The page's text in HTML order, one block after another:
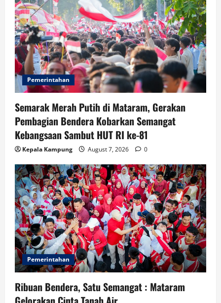
Pemerintahan
Semarak Merah Putih di Mataram, Gerakan
Pembagian Bendera Kobarkan Semangat
Kebangsaan Sambut HUT RI ke-81
Kepala Kampung August 7, 2026 0
Pemerintahan
Ribuan Bendera, Satu Semangat : Mataram